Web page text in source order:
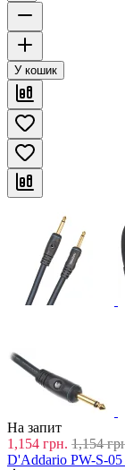
У кошик
На запит
1,154 грн. 1,154
D'Addario PW-S-05